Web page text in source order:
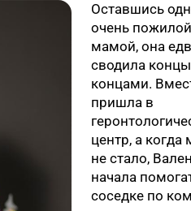
Оставшись
очень пожилой
мамой, она
сводила
концами.
пришла в
центр, а
не стало,
начала
соседке по